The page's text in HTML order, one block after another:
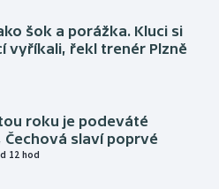
šok a porážka. Kluci si
vyříkali, řekl trenér Plzně
roku je podeváté
Čechová slaví poprvé
12 hod